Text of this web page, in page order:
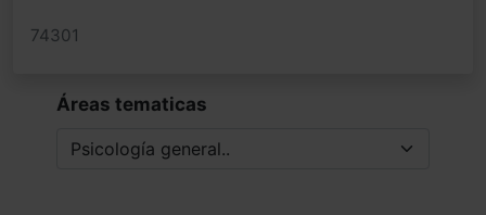
74301
Áreas tematicas